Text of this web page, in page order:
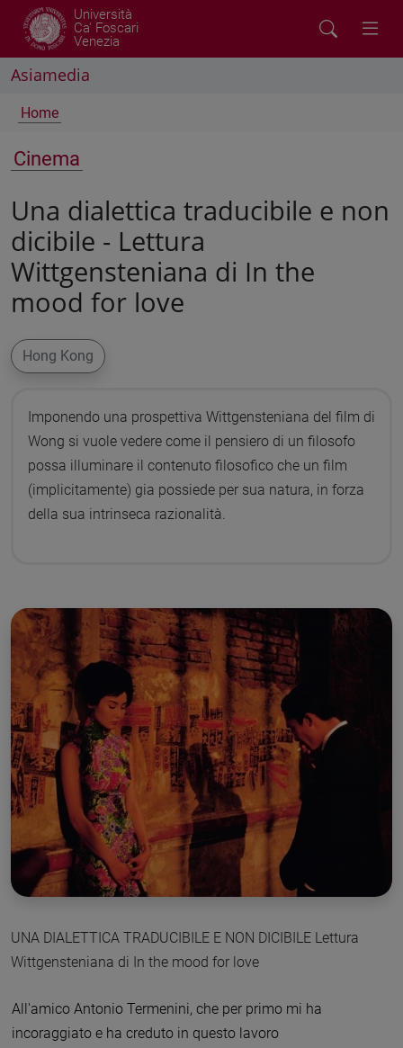
Università
Ca' Foscari
Venezia
Asiamedia
Home
Cinema
Una dialettica traducibile e non
dicibile - Lettura
Wittgensteniana di In the
mood for love
Hong Kong
Imponendo una prospettiva Wittgensteniana del film di
Wong si vuole vedere come il pensiero di un filosofo
possa illuminare il contenuto filosofico che un film
(implicitamente) gia possiede per sua natura, in forza
della sua intrinseca razionalità.
UNA DIALETTICA TRADUCIBILE E NON DICIBILE Lettura
Wittgensteniana di In the mood for love
All'amico Antonio Termenini, che per primo mi ha
incoraggiato e ha creduto in questo lavoro